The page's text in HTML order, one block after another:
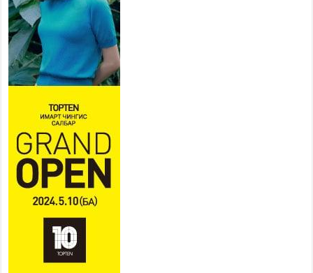
2026 оны 7 сар 21 / 10 цаг 09 минут
Байнгын хорооны дарга
М.Мандхай Цөлжилттэй
тэмцэх тухай НҮБ-ын
конвенцын талуудын 17 дугаар
бага хурал (СОР17)-ын бэлтгэл ажлын явцтай
танилцлаа
2026 оны 7 сар 21 / 10 цаг 03 минут
Б.Пүрэвдагва: Бүтээн байгуулалтын аливаа
ажил инженерийн хангамжийн байгууллагуудын
уялдаа холбоогүйгээс саатах ёсгүй
2026 оны 7 сар 20 / 17 цаг 21 минут
“Сэлбэ 20 минутын хот” төслийн анхны 12
давхар барилгын үндсэн карказ, цутгалтын ажил
2026 оны 7 сар 20 / 17 цаг 17 минут
Мопед, скүүтер, тэдгээртэй адилтгах үзүүлэлт
бүхий тээврийн хэрэгсэлтэй холбоотой